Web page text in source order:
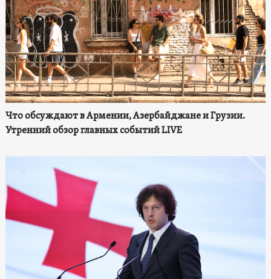
Что обсуждают в Армении, Азербайджане и Грузии.
Утренний обзор главных событий LIVE